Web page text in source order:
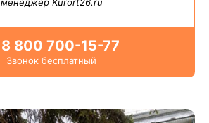
8 800 700-15-77
Звонок бесплатный